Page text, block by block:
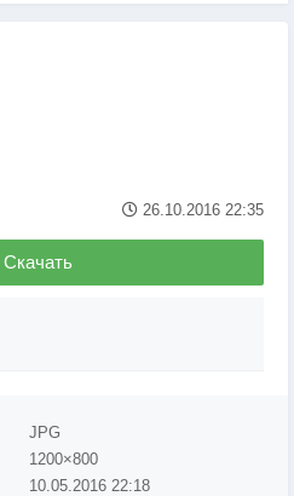
26.10.2016 22:35
Скачать
JPG
1200×800
10.05.2016 22:18